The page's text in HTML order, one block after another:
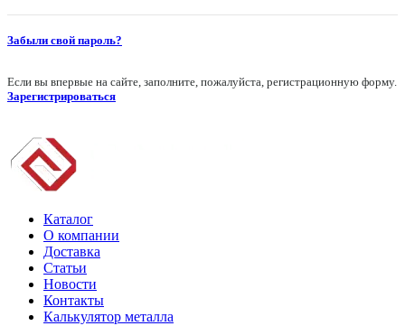
Забыли свой пароль?
Если вы впервые на сайте, заполните, пожалуйста, регистрационную форму.
Зарегистрироваться
Каталог
О компании
Доставка
Статьи
Новости
Контакты
Калькулятор металла